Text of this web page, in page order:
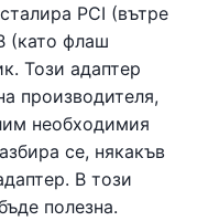
PCI (вътре
(като флаш
Този адаптер
производителя,
необходимия
се, някакъв
В този
полезна.